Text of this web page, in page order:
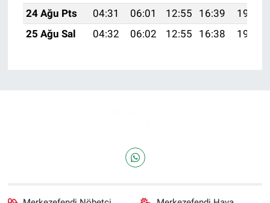
24 Ağu Pts
04:31 06:01 12:55 16:39
19:39
25 Ağu Sal
04:32 06:02 12:55 16:38 19:38